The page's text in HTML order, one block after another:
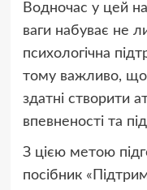
Водночас у цей
ваги набуває не
психологічна
тому важливо,
здатні створити
впевненості та
З цією метою
посібник